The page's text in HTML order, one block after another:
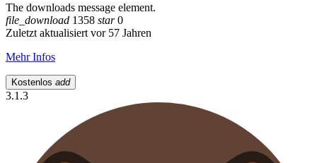
The downloads message element.
file_download 1358 star0
Zuletzt aktualisiert vor 57 Jahren
Mehr Infos
Kostenlos add
3.1.3